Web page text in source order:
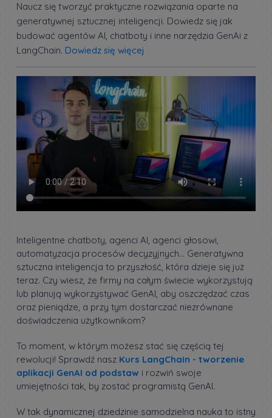
Naucz się tworzyć praktyczne rozwiązania oparte na
generatywnej sztucznej inteligencji. Dowiedz się jak
budować agentów AI, chatboty i inne narzędzia GenAi z
LangChain. Dowiedz się więcej
Inteligentne chatboty, agenci AI, agenci głosowi,
automatyzacja procesów decyzyjnych… Generatywna
sztuczna inteligencja to przyszłość, która dzieje się już
teraz. Czy wiesz, że firmy na całym świecie wykorzystują
lub planują wykorzystywać GenAI, aby oszczędzać czas
oraz pieniądze, a przy tym dostarczać niezrównane
doświadczenia użytkownikom?
To moment, w którym możesz stać się częścią tej
rewolucji! Sprawdź nasz Kurs LangChain - tworzenie
aplikacji GenAI od podstaw i rozwiń swoje
umiejętności tak, by zostać programistą GenAI.
W tak dynamicznej dziedzinie samodzielna nauka to istny